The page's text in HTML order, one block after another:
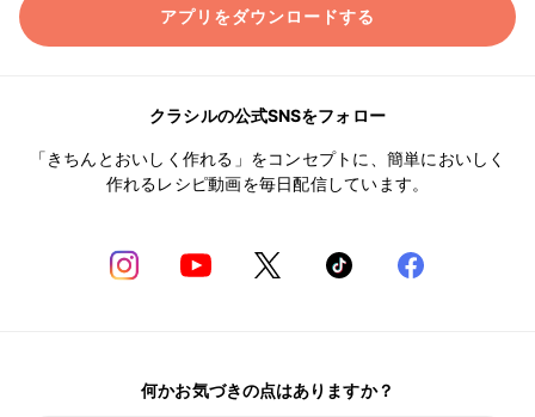
アプリをダウンロードする
クラシルの公式SNSをフォロー
「きちんとおいしく作れる」をコンセプトに、簡単においしく
作れるレシピ動画を毎日配信しています。
何かお気づきの点はありますか？